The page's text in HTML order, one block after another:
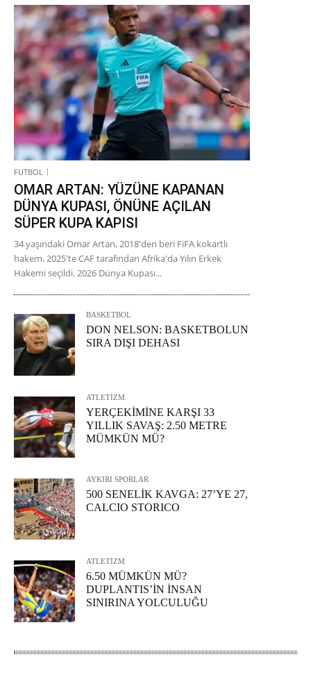
FUTBOL
OMAR ARTAN: YÜZÜNE KAPANAN
DÜNYA KUPASI, ÖNÜNE AÇILAN
SÜPER KUPA KAPISI
34 yaşındaki Omar Artan, 2018'den beri FiFA kokartlı
hakem. 2025'te CAF tarafından Afrika'da Yılın Erkek
Hakemi seçildi. 2026 Dünya Kupası...
BASKETBOL
DON NELSON: BASKETBOLUN
SIRA DIŞI DEHASI
ATLETİZM
YERÇEKİMİNE KARŞI 33
YILLIK SAVAŞ: 2.50 METRE
MÜMKÜN MÜ?
AYKIRI SPORLAR
500 SENELİK KAVGA: 27’YE 27,
CALCIO STORICO
ATLETİZM
6.50 MÜMKÜN MÜ?
DUPLANTIS’İN İNSAN
SINIRINA YOLCULUĞU